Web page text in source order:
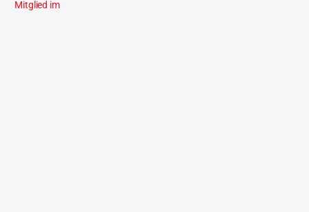
Mitglied im